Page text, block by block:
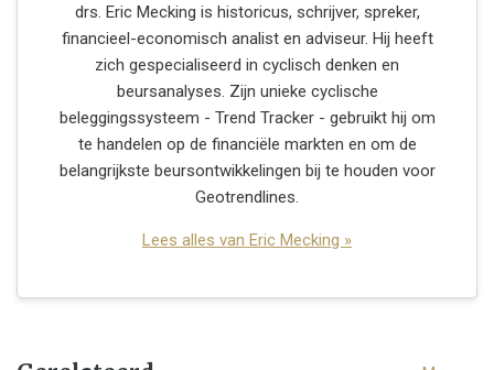
drs. Eric Mecking is historicus, schrijver, spreker,
financieel-economisch analist en adviseur. Hij heeft
zich gespecialiseerd in cyclisch denken en
beursanalyses. Zijn unieke cyclische
beleggingssysteem - Trend Tracker - gebruikt hij om
te handelen op de financiële markten en om de
belangrijkste beursontwikkelingen bij te houden voor
Geotrendlines.
Lees alles van Eric Mecking »